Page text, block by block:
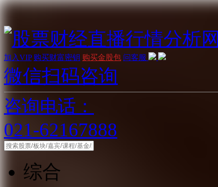
加入VIP 购买财富密钥 购买金股包 问客服
微信扫码咨询
咨询电话：
021-62167888
综合